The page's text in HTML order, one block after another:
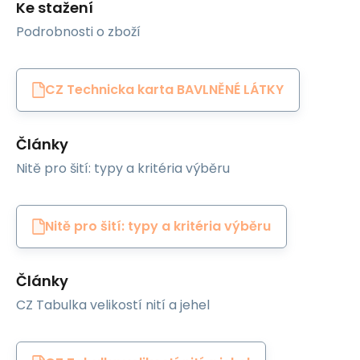
Ke stažení
Podrobnosti o zboží
CZ Technicka karta BAVLNĚNÉ LÁTKY
Články
Nitě pro šití: typy a kritéria výběru
Nitě pro šití: typy a kritéria výběru
Články
CZ Tabulka velikostí nití a jehel